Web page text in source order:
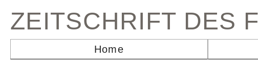
ZEITSCHRIFT DES
Home